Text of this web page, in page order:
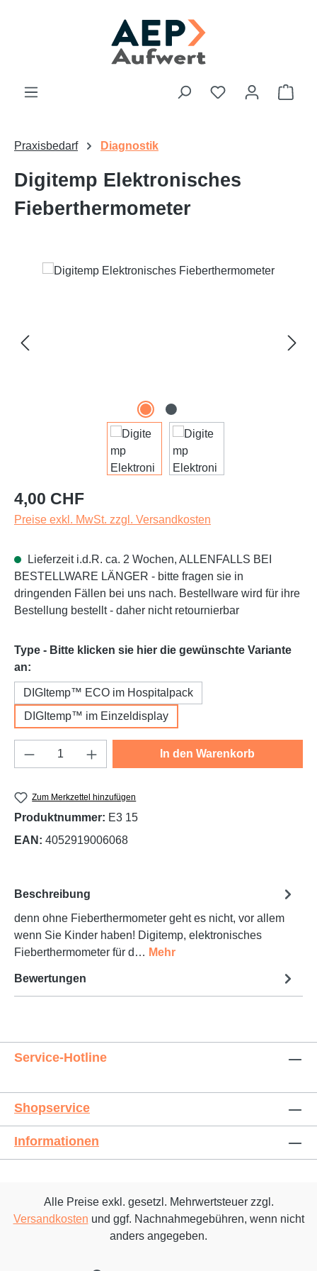
Du hast 0
Praxisbedarf Diagnostik
Digitemp Elektronisches
Fieberthermometer
Bildergalerie überspringen
Regulärer Preis:
4,00 CHF
Preise exkl. MwSt. zzgl. Versandkosten
Lieferzeit i.d.R. ca. 2 Wochen, ALLENFALLS BEI
BESTELLWARE LÄNGER - bitte fragen sie in
dringenden Fällen bei uns nach. Bestellware wird für ihre
Bestellung bestellt - daher nicht retournierbar
Type - Bitte klicken sie hier die gewünschte Variante
an:
DIGItemp™ ECO im Hospitalpack
DIGItemp™ im Einzeldisplay
Produkt Anzahl: Gib den gewünschten
In den Warenkorb
Zum Merkzettel hinzufügen
Produktnummer: E3 15
EAN: 4052919006068
Beschreibung
denn ohne Fieberthermometer geht es nicht, vor allem
wenn Sie Kinder haben! Digitemp, elektronisches
Fieberthermometer für d… Mehr
Bewertungen
Service-Hotline
Shopservice
Informationen
Alle Preise exkl. gesetzl. Mehrwertsteuer zzgl.
Versandkosten und ggf. Nachnahmegebühren, wenn nicht
anders angegeben.